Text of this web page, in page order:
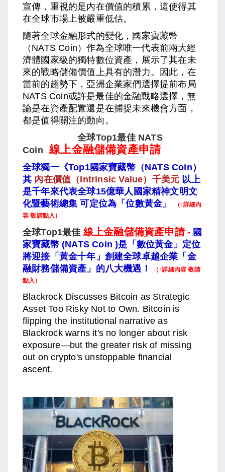
宣傳，重視的是內在價值的積累，這使得其
在全球市場上被嚴重低估。
隨著全球金融形式的變化，國家寶藏幣
（NATS Coin）作為全球唯一代表前兩大經
濟體國家級的獨特數位資產，展示了其在未
來的戰略儲備價值上具有的潛力。因此，在
當前的趨勢下，亞洲企業家們選擇提前布局
NATS Coin或許是最佳的金融戰略選擇，無
論是在資產配置還是在捕捉未來機會方面，
都是值得關注的動向。
全球Top1最佳NATS
Coin
線上金融儲備資產申請
全球獨一《Top1國家寶藏幣（NATS Coin）
其 內在價值（Intrinsic Value）千美元 以上
是千年來代表全球15億華人國家精神文明文
化暨藝術總集 可定位為「位數黃金」
（↑詳細內
容 敬請點入）
全球Top1最佳 線上金融儲備資產申請- 國
家寶藏幣 (NATS Coin )是「數位黃金」定位
將迎接「黃金十年」創建全球卓越企業「金
融財務儲備資產」的八大機遇！
（↑詳細內容 敬請
點入）
Blackrock Discusses Bitcoin as Strategic
Asset Too Risky Not to Own. Bitcoin is
flipping the institutional narrative as
Blackrock warns it's no longer about risk
exposure—but the greater risk of missing
out on crypto's unstoppable financial
ascent.